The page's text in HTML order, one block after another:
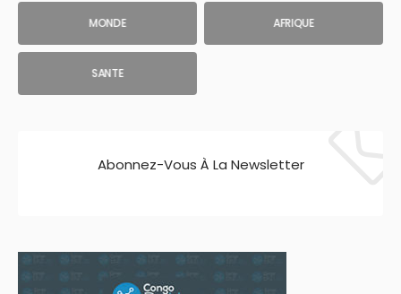
MONDE AFRIQUE
SANTE
Abonnez-Vous À La Newsletter